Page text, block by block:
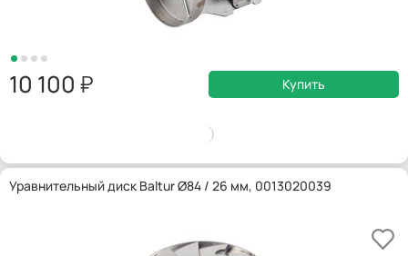
10 100 Купить
Уравнительный диск Baltur Ø84 / 26 мм, 0013020039